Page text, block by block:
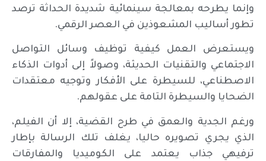
وإنما يطرحه بمعالجة سينمائية شديدة الحداثة ترصد
تطور أساليب المشعوذين في العصر الرقمي.
ويستعرض العمل كيفية توظيف وسائل التواصل
الاجتماعي والتقنيات الحديثة، وصولاً إلى أدوات الذكاء
الاصطناعي، للسيطرة على الأفكار وتوجيه معتقدات
الضحايا والسيطرة التامة على عقولهم.
ورغم الجدية والعمق في طرح القضية، إلا أن الفيلم،
الذي يجري تصويره حاليا، يغلف تلك الرسالة بإطار
ترفيهي جذاب يعتمد على الكوميديا والمفارقات